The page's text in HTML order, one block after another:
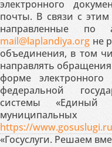
электронного
почты. В связи с
направленные по
mail@laplandiya.org не
объединения, в том
направлять
форме электронного
федеральной
системы «Единый
https://www.gosuslugi.ru
«Госуслуги. Решаем